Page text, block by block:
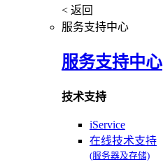
< 返回
服务支持中心
服务支持中心
技术支持
iService
在线技术支持
(服务器及存储)